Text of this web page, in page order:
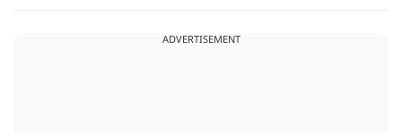
ADVERTISEMENT